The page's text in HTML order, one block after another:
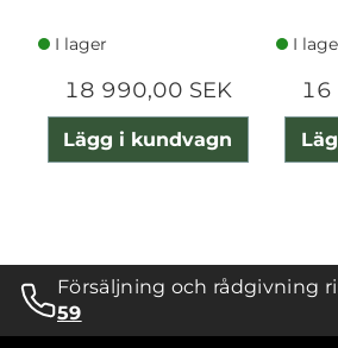
I lager
18 990,00 SEK
Lägg i kundvagn
I
16
Försäljning och rådgivning
59